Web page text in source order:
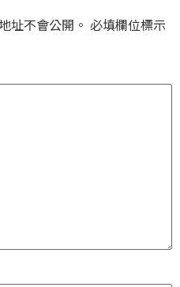
址不會公開。 必填欄位標示